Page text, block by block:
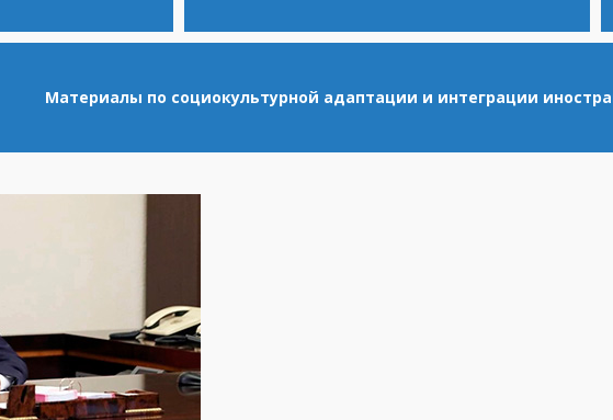
Материалы по социокультурной адаптации и интеграции